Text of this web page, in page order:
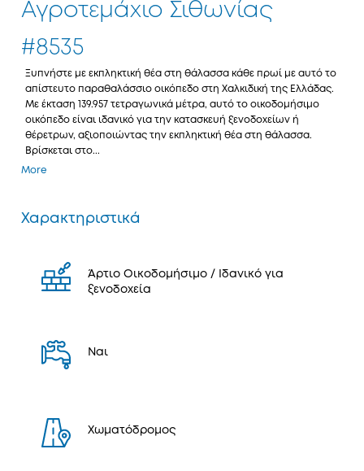
Αγροτεμάχιο Σιθωνίας
#8535
Ξυπνήστε με εκπληκτική θέα στη θάλασσα κάθε πρωί με αυτό το
απίστευτο παραθαλάσσιο οικόπεδο στη Χαλκιδική της Ελλάδας.
Με έκταση 139.957 τετραγωνικά μέτρα, αυτό το οικοδομήσιμο
οικόπεδο είναι ιδανικό για την κατασκευή ξενοδοχείων ή
θέρετρων, αξιοποιώντας την εκπληκτική θέα στη θάλασσα.
Βρίσκεται στο...
More
Χαρακτηριστικά
Άρτιο Οικοδομήσιμο / Ιδανικό για
ξενοδοχεία
Ναι
Χωματόδρομος